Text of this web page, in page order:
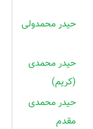
حیدر محمدولی
حیدر محمدی
(کریم)
حیدر محمدی
مقدم